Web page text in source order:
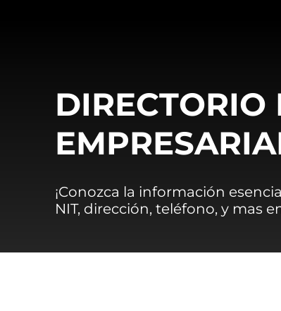
DIRECTORIO
¡Conozca la información
NIT, dirección, teléfono, y mas